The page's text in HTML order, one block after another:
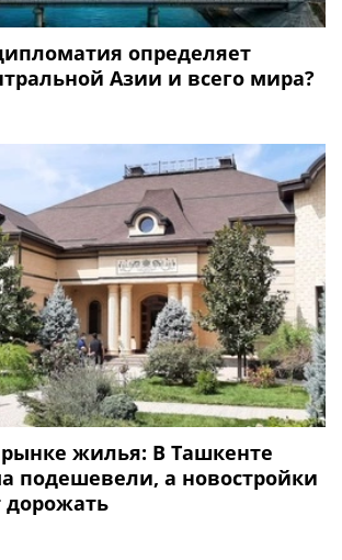
определяет
Азии и всего мира?
жилья: В Ташкенте
подешевели, а новостройки